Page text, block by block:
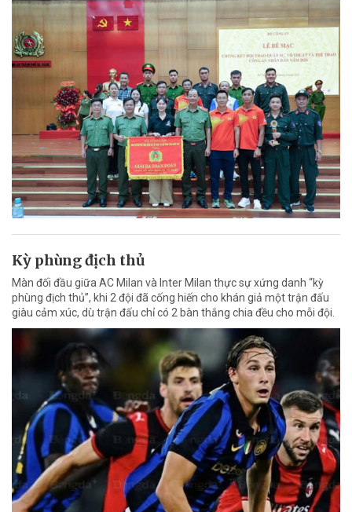
Kỳ phùng địch thủ
Màn đối đầu giữa AC Milan và Inter Milan thực sự xứng danh “kỳ
phùng địch thủ”, khi 2 đội đã cống hiến cho khán giả một trận đấu
giàu cảm xúc, dù trận đấu chỉ có 2 bàn thắng chia đều cho mỗi đội.